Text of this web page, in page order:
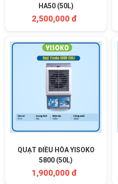
HA50 (50L)
2,500,000 đ
QUẠT ĐIỀU HÒA YISOKO
5800 (50L)
1,900,000 đ